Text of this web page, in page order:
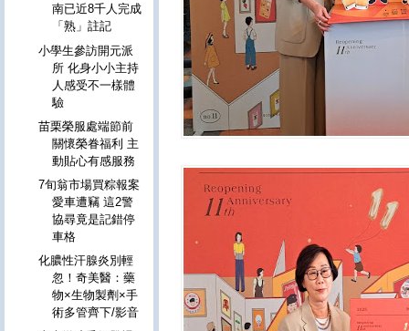
南已近8千人完成
「熟」註記
小學生參訪開元派
所 化身小小主持
人感受不一樣體
驗
苗栗榮服處端節前
關懷榮眷福利 主
動貼心有感服務
7旬翁市場買粽報案
愛車遭竊 這2警
協尋竟是記錯停
車格
化膿性汗腺炎別輕
忽！奇美醫：藥
物×生物製劑×手
術多管齊下/影音